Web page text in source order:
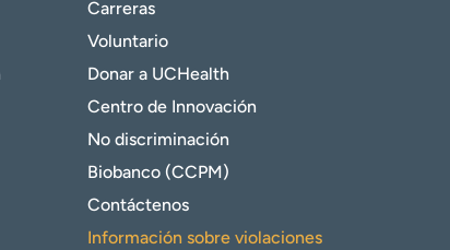
Carreras
Voluntario
Donar a UCHealth
Centro de Innovación
No discriminación
Biobanco (CCPM)
Contáctenos
Información sobre violaciones